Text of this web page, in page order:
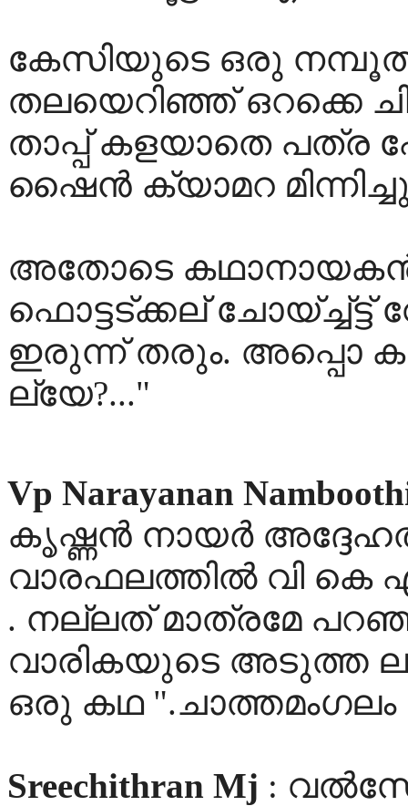
കേസിയുടെ ഒരു
തലയെറിഞ്ഞ് ഒറക്കെ
താപ്പ് കളയാതെ പത്ര
ഷൈന്‍ ക്യാമറ
അതോടെ കഥാനായകന്‍
ഫൊട്ടട്ക്കല് ചോയ്ച്ച്ട്ട്
ഇരുന്ന് തരും. അപ്പൊ
ല്യേ?..."
Vp Narayanan
കൃഷ്ണന്‍ നായര്‍
വാരഫലത്തില്‍ വി കെ
. നല്ലത് മാത്രമേ
വാരികയുടെ അടുത്ത
ഒരു കഥ ".ചാത്തമംഗലം
Sreechithran Mj :